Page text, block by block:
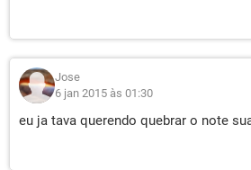
Jose
6 jan 2015 às 01:30
eu ja tava querendo quebrar o note